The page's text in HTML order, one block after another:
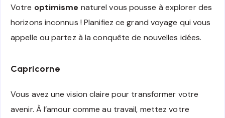
Votre optimisme naturel vous pousse à explorer des
horizons inconnus ! Planifiez ce grand voyage qui vous
appelle ou partez à la conquête de nouvelles idées.
Capricorne
Vous avez une vision claire pour transformer votre
avenir. À l’amour comme au travail, mettez votre